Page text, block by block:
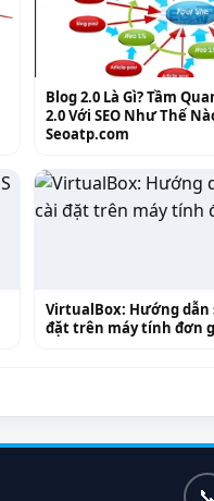
Blog 2.0 Là Gì? Tầm
2.0 Với SEO Như Thế
Seoatp.com
VirtualBox: Hướng dẫn
đặt trên máy tính đơn
📞